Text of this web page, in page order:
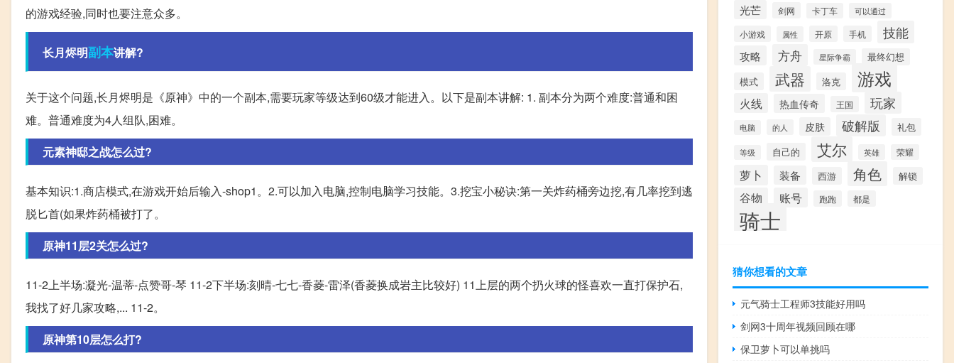
的游戏经验,同时也要注意众多。
长月烬明副本讲解?
关于这个问题,长月烬明是《原神》中的一个副本,需要玩家等级达到60级才能进入。以下是副本讲解: 1. 副本分为两个难度:普通和困
难。普通难度为4人组队,困难。
元素神邸之战怎么过?
基本知识:1.商店模式,在游戏开始后输入-shop1。2.可以加入电脑,控制电脑学习技能。3.挖宝小秘诀:第一关炸药桶旁边挖,有几率挖到逃
脱匕首(如果炸药桶被打了。
原神11层2关怎么过?
11-2上半场:凝光-温蒂-点赞哥-琴 11-2下半场:刻晴-七七-香菱-雷泽(香菱换成岩主比较好) 11上层的两个扔火球的怪喜欢一直打保护石,
我找了好几家攻略,... 11-2。
原神第10层怎么打?
光芒 剑网 卡丁车 可以通过
小游戏 属性 开原 手机 技能
攻略 方舟 星际争霸 最终幻想
模式 武器 洛克 游戏
火线 热血传奇 王国 玩家
电脑 的人 皮肤 破解版 礼包
等级 自己的 艾尔 英雄 荣耀
萝卜 装备 西游 角色 解锁
谷物 账号 跑跑 都是
骑士
猜你想看的文章
元气骑士工程师3技能好用吗
剑网3十周年视频回顾在哪
保卫萝卜可以单挑吗